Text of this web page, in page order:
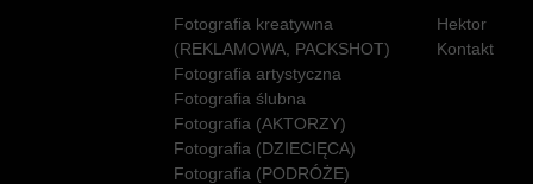
Fotografia kreatywna
(REKLAMOWA, PACKSHOT)
Fotografia artystyczna
Fotografia ślubna
Fotografia (AKTORZY)
Fotografia (DZIECIĘCA)
Fotografia (PODRÓŻE)
Hektor
Kontakt